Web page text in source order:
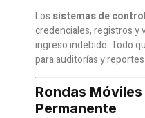
Los sistemas de
credenciales, registros y
ingreso indebido. Todo
para auditorías y
Rondas
Permanente